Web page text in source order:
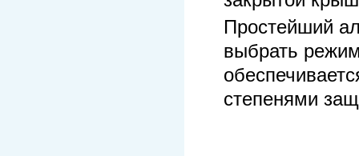
Простейший
выбрать
степенями